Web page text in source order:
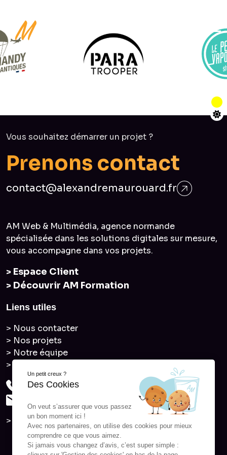
Vous souhaitez démarrer un projet ?
Prenons contact
contact@alexandremaurouard.fr
AM Web & Multimédia, agence normande
spécialisée dans les solutions digitales sur mesure,
vous accompagne dans vos projets.
> Espace Client
> Découvrir AM Formation
Liens utiles
> Nous contacter
> Nos projets
> Notre équipe
> Nos actualités
06 33 04 75 53
contact@alexandremaurouard.fr
> Ne manquez aucune info
Un petit creux ?
Des Cookies
On veut s’assurer que vous passez
un bon moment ici !
Avec nos partenaires, on utilise des cookies pour mieux
comprendre ce que vous aimez.
Si jamais vous changez d’avis, c’est super simple :